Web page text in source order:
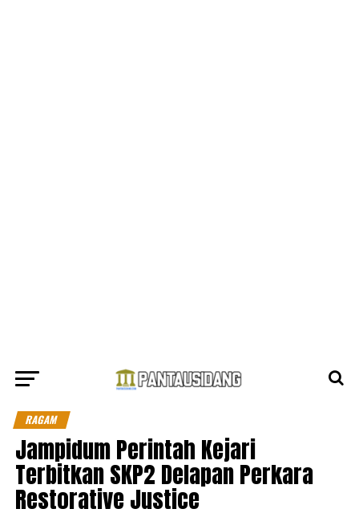
RAGAM
Jampidum Perintah Kejari
Terbitkan SKP2 Delapan Perkara
Restorative Justice